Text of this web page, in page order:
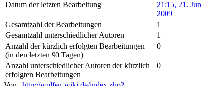
Datum der letzten Bearbeitung
21:15, 21. Jun
2009
Gesamtzahl der Bearbeitungen
1
Gesamtzahl unterschiedlicher Autoren
1
Anzahl der kürzlich erfolgten Bearbeitungen
(in den letzten 90 Tagen)
0
Anzahl unterschiedlicher Autoren der kürzlich
erfolgten Bearbeitungen
0